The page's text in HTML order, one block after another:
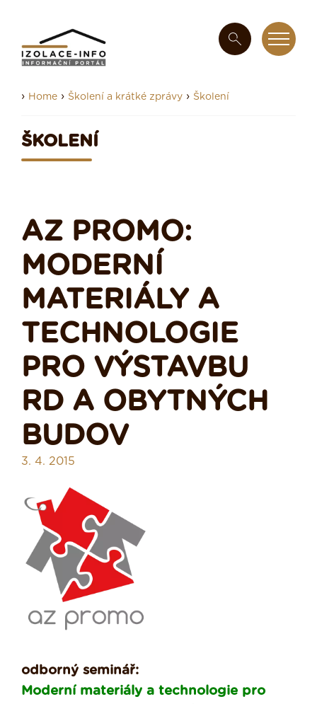
› Home › Školení a krátké zprávy › Školení
ŠKOLENÍ
AZ PROMO:
MODERNÍ
MATERIÁLY A
TECHNOLOGIE
PRO VÝSTAVBU
RD A OBYTNÝCH
BUDOV
3. 4. 2015
odborný seminář:
Moderní materiály a technologie pro